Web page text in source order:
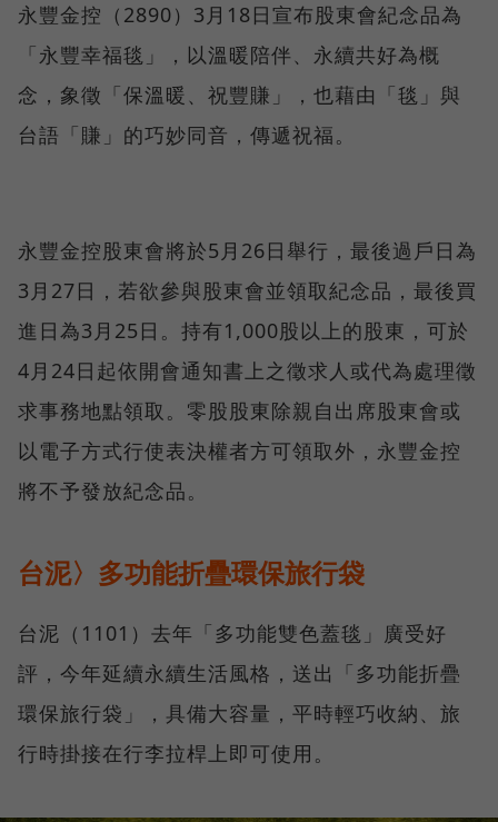
永豐金控（2890）3月18日宣布股東會紀念品為
「永豐幸福毯」，以溫暖陪伴、永續共好為概
念，象徵「保溫暖、祝豐賺」，也藉由「毯」與
台語「賺」的巧妙同音，傳遞祝福。
永豐金控股東會將於5月26日舉行，最後過戶日為
3月27日，若欲參與股東會並領取紀念品，最後買
進日為3月25日。持有1,000股以上的股東，可於
4月24日起依開會通知書上之徵求人或代為處理徵
求事務地點領取。零股股東除親自出席股東會或
以電子方式行使表決權者方可領取外，永豐金控
將不予發放紀念品。
台泥〉多功能折疊環保旅行袋
台泥（1101）去年「多功能雙色蓋毯」廣受好
評，今年延續永續生活風格，送出「多功能折疊
環保旅行袋」，具備大容量，平時輕巧收納、旅
行時掛接在行李拉桿上即可使用。